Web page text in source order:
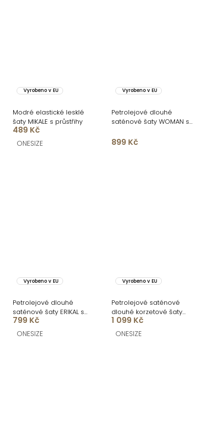
Vyrobeno v EU
Modré elastické lesklé
šaty MIKALE s průstřihy
489 Kč
ONESIZE
Vyrobeno v EU
Petrolejové dlouhé
saténové šaty WOMAN s
899 Kč
Vyrobeno v EU
Petrolejové dlouhé
saténové šaty ERIKAL s
rozparkem
799 Kč
ONESIZE
Vyrobeno v EU
Petrolejové saténové
dlouhé korzetové šaty
TRONDHE s rozparkem
1 099 Kč
ONESIZE